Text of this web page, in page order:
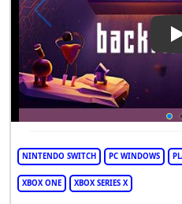
NINTENDO SWITCH PC WINDOWS
XBOX ONE XBOX SERIES X